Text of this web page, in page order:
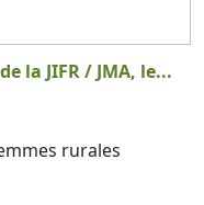
la JIFR / JMA, le...
rurales